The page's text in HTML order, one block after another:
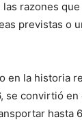
razones
previstas o
en la historia
se convirtió
hasta